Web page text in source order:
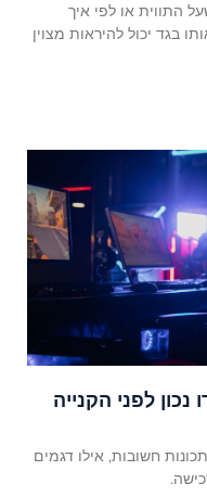
או לפי איך
יכול להיראות מצוין
לפני הקנייה
חשובות, אילו דגמים